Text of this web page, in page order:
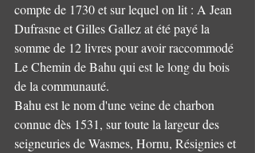
compte de 1730 et sur lequel on lit : A Jean
Dufrasne et Gilles Gallez at été payé la
somme de 12 livres pour avoir raccommodé
Le Chemin de Bahu qui est le long du bois
de la communauté.
Bahu est le nom d'une veine de charbon
connue dès 1531, sur toute la largeur des
seigneuries de Wasmes, Hornu, Résignies et